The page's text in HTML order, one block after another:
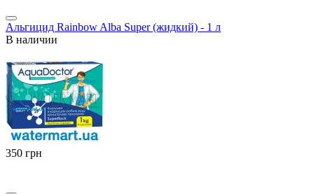
Альгицид Rainbow Alba Super (жидкий) - 1 л
В наличии
‍350‍ грн